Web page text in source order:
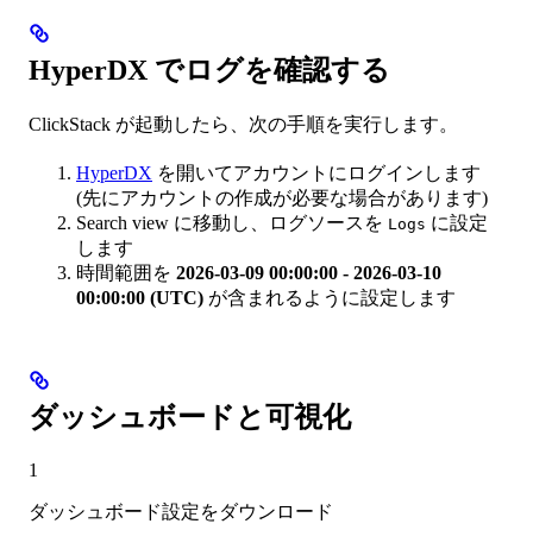
HyperDX でログを確認する
ClickStack が起動したら、次の手順を実行します。
HyperDX を開いてアカウントにログインします
(先にアカウントの作成が必要な場合があります)
Search view に移動し、ログソースを Logs に設定
します
時間範囲を 2026-03-09 00:00:00 - 2026-03-10
00:00:00 (UTC) が含まれるように設定します
ダッシュボードと可視化
1
ダッシュボード設定をダウンロード